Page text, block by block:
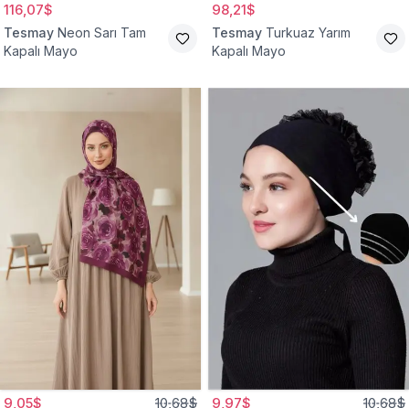
116,07$
Tesmay Neon Sarı Tam
Kapalı Mayo
98,21$
Tesmay Turkuaz Yarım
Kapalı Mayo
9,05$ 10,68$ 9,97$ 10,68$